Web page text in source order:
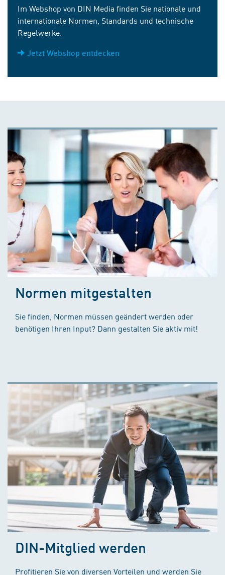
Im Webshop von DIN Media finden Sie nationale und
internationale Normen, Standards und technische
Regelwerke.
Jetzt Webshop entdecken
Normen mitgestalten
Sie finden, Normen müssen geändert werden oder
benötigen Ihren Input? Dann gestalten Sie aktiv mit!
DIN-Mitglied werden
Profitieren Sie von diversen Vorteilen und werden Sie